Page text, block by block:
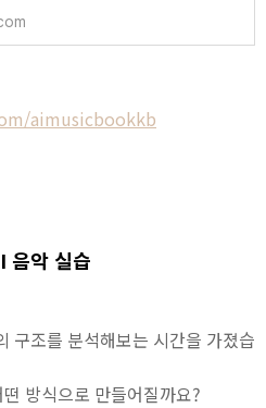
aimusicbookkb
음악 실습
구조를 분석해보는 시간을 가졌습
방식으로 만들어질까요?